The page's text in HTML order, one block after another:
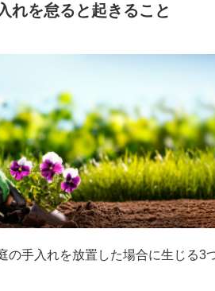
れを怠ると起きること
の手入れを放置した場合に生じる3